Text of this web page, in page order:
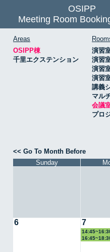
OSIPP
Meeting Room
Areas
OSIPP棟
千里エクステンション
演習
演習
演習
演習
講義
マル
会議
プロ
<< Go To Month Before
Sunday
6 7
授